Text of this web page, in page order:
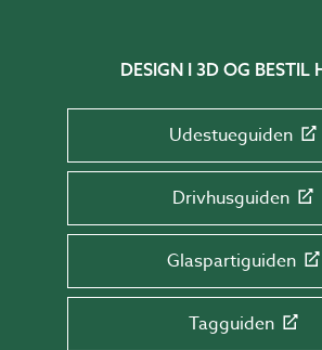
DESIGN I 3D OG BESTIL
Udestueguiden
Drivhusguiden
Glaspartiguiden
Tagguiden